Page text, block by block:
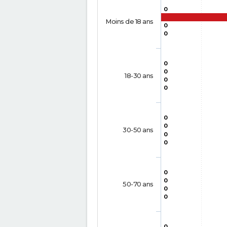
0
0
0
0
0
0
0
0
0
0
0
0
0
0
0
Moins de 18 ans
18-30 ans
30-50 ans
50-70 ans